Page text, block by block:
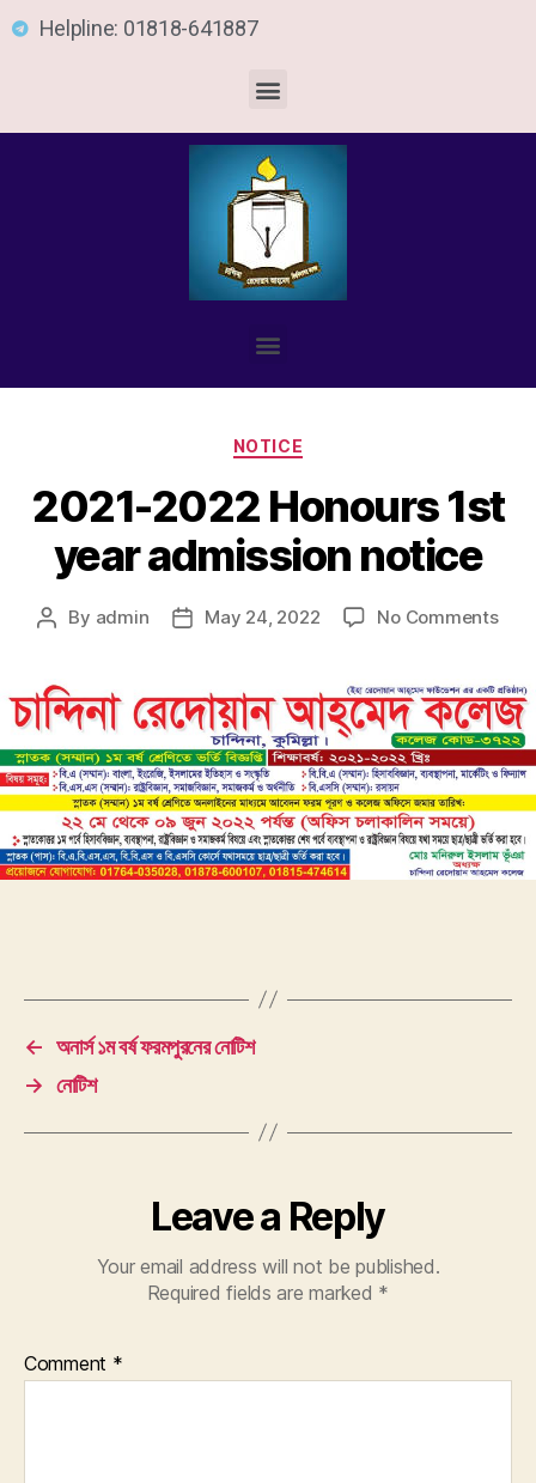
Helpline: 01818-641887
NOTICE
2021-2022 Honours 1st
year admission notice
By admin May 24, 2022 No Comments
← অনার্স ১ম বর্ষ ফরমপুরনের নোটিশ
→ নোটিশ
Leave a Reply
Your email address will not be published.
Required fields are marked *
Comment *